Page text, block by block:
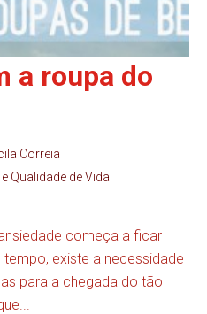
a roupa do
Correia
Qualidade de Vida
começa a ficar
existe a necessidade
para a chegada do tão